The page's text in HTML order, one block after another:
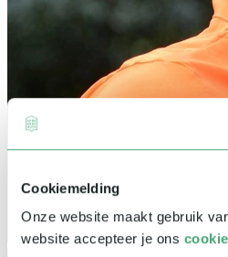
Cookiemelding
Onze website maakt gebruik
website accepteer je ons